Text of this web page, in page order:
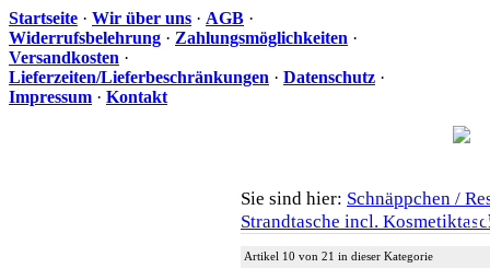
Startseite · Wir über uns · AGB ·
Widerrufsbelehrung · Zahlungsmöglichkeiten ·
Versandkosten ·
Lieferzeiten/Lieferbeschränkungen · Datenschutz ·
Impressum · Kontakt
Sie sind hier: Schnäppchen /
Strandtasche incl.
Artikel 10 von 21 in dieser Kategorie